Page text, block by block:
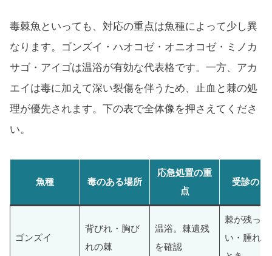
毒棘魚といっても、対応の重点は魚種によって少し異
なります。ゴンズイ・ハオコゼ・オニオコゼ・ミノカ
サゴ・アイゴは温浴が有効な代表格です。一方、アカ
エイは毒に加えて深い裂傷を伴うため、止血と棘の処
理が優先されます。下の表で全体像を押さえてくださ
い。
魚種 毒のある場所
応急処置の重
点
受診の目
ゴンズイ
背びれ・胸び
れの棘
温浴。棘遺残
を確認
棘が残った
い・腫れ強